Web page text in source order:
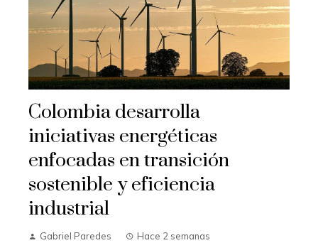
Colombia desarrolla
iniciativas energéticas
enfocadas en transición
sostenible y eficiencia
industrial
Gabriel Paredes Hace 2 semanas